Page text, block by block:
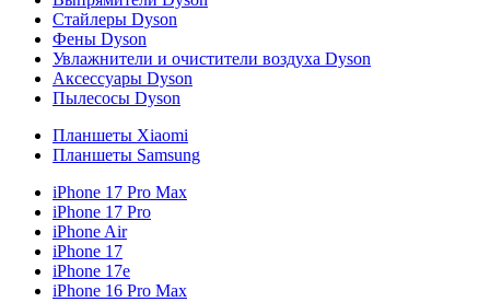
Стайлеры Dyson
Фены Dyson
Увлажнители и очистители воздуха Dyson
Аксессуары Dyson
Пылесосы Dyson
Планшеты Xiaomi
Планшеты Samsung
iPhone 17 Pro Max
iPhone 17 Pro
iPhone Air
iPhone 17
iPhone 17e
iPhone 16 Pro Max